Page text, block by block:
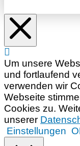
Um unsere
und fortlaufend
verwenden wir
Webseite
Cookies zu.
unserer
Einstellungen